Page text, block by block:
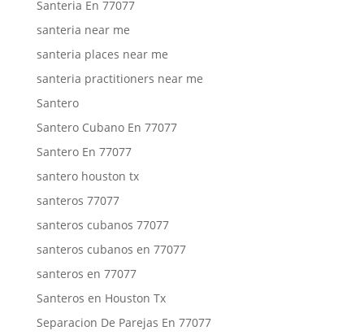
Santeria En 77077
santeria near me
santeria places near me
santeria practitioners near me
Santero
Santero Cubano En 77077
Santero En 77077
santero houston tx
santeros 77077
santeros cubanos 77077
santeros cubanos en 77077
santeros en 77077
Santeros en Houston Tx
Separacion De Parejas En 77077